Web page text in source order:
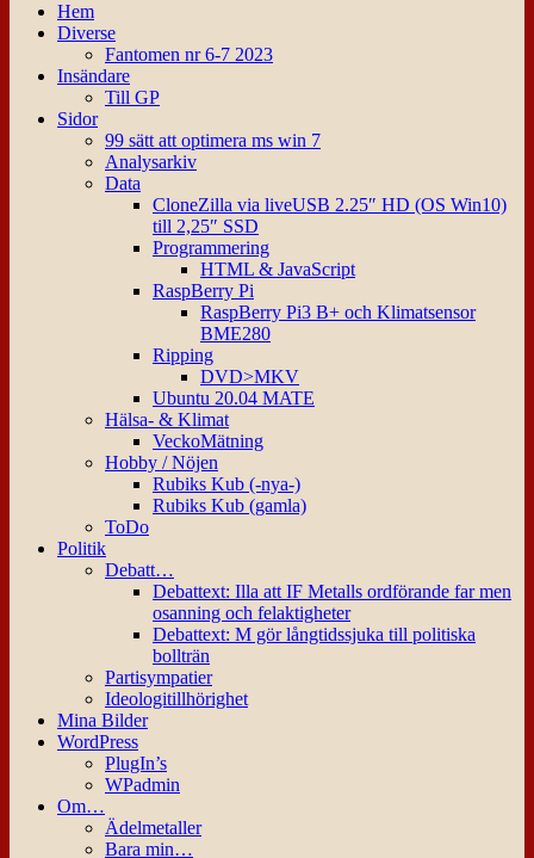
Hem
Diverse
Fantomen nr 6-7 2023
Insändare
Till GP
Sidor
99 sätt att optimera ms win 7
Analysarkiv
Data
CloneZilla via liveUSB 2.25″ HD (OS Win10)
till 2,25″ SSD
Programmering
HTML & JavaScript
RaspBerry Pi
RaspBerry Pi3 B+ och Klimatsensor
BME280
Ripping
DVD>MKV
Ubuntu 20.04 MATE
Hälsa- & Klimat
VeckoMätning
Hobby / Nöjen
Rubiks Kub (-nya-)
Rubiks Kub (gamla)
ToDo
Politik
Debatt…
Debattext: Illa att IF Metalls ordförande far men
osanning och felaktigheter
Debattext: M gör långtidssjuka till politiska
bollträn
Partisympatier
Ideologitillhörighet
Mina Bilder
WordPress
PlugIn’s
WPadmin
Om…
Ädelmetaller
Bara min…